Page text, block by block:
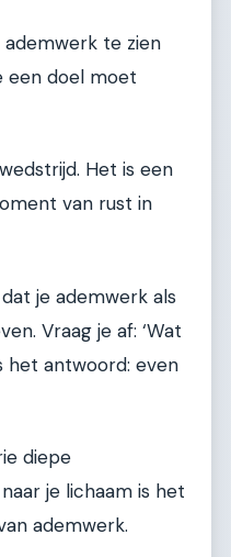
te zien
een doel moet
Het is een
van rust in
je ademwerk als
Vraag je af: ‘Wat
het antwoord: even
diepe
je lichaam is het
ademwerk.